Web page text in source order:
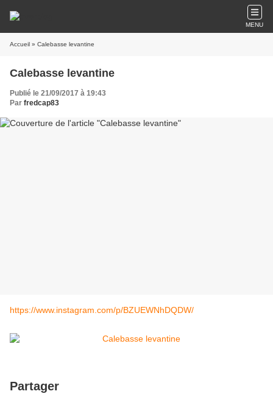
MENU
Accueil » Calebasse levantine
Calebasse levantine
Publié le 21/09/2017 à 19:43
Par fredcap83
https://www.instagram.com/p/BZUEWNhDQDW/
Partager